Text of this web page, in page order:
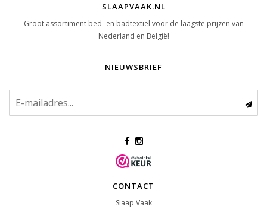
SLAAPVAAK.NL
Groot assortiment bed- en badtextiel voor de laagste prijzen van
Nederland en België!
NIEUWSBRIEF
CONTACT
Slaap Vaak